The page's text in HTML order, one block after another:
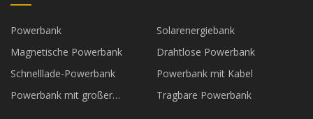
Powerbank
Solarenergiebank
Magnetische Powerbank
Drahtlose Powerbank
Schnelllade-Powerbank
Powerbank mit Kabel
Powerbank mit großer
Tragbare Powerbank